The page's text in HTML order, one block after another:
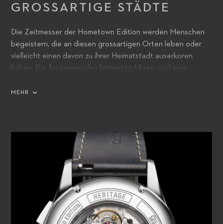
GROSSARTIGE STÄDTE
Die Zeitmesser der Hometown Edition werden Menschen
begeistern, die an diesen grossartigen Orten leben oder
vielleicht einen davon zu ihrer Heimatstadt auserkoren
haben. Die faszinierenden limitierten Uhren sind eine
Welt. Ihre Besitzer werden die Gelegenheit zu schätzen
MEHR